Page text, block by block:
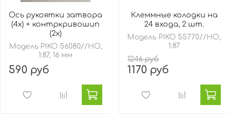
Ось рукоятки затвора
(4х) + контркривошип
(2х)
Модель PIKO 56080//HO,
1:87, 16 мм
590 руб
Клеммные колодки на
24 входа, 2 шт.
Модель PIKO 55770//HO,
1:87
1246 руб
1170 руб